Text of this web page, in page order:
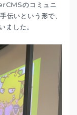
のコミュニ
伝いという形で、
ました。